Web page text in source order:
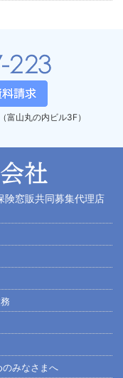
（富山丸の内ビル3F）
険窓販共同募集代理店
みなさまへ